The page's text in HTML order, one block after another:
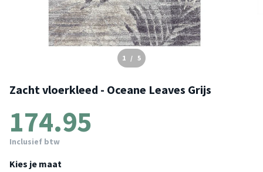
1 / 5
Zacht vloerkleed - Oceane Leaves Grijs
174.95
Inclusief btw
Kies je maat